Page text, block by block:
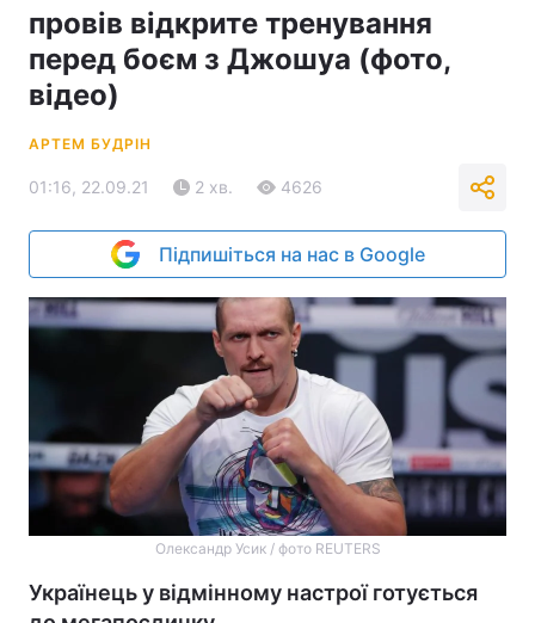
провів відкрите тренування
перед боєм з Джошуа (фото,
відео)
АРТЕМ БУДРІН
01:16, 22.09.21 2 хв. 4626
Підпишіться на нас в Google
Олександр Усик / фото REUTERS
Українець у відмінному настрої готується